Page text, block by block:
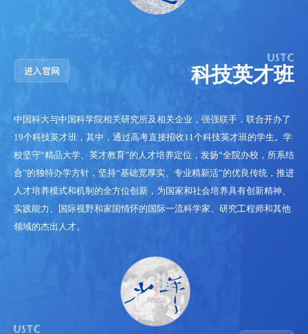
科技英才班
中国科大与中国科学院相关研究所及相关企业，强强联手，联合开办了
19个科技英才班，其中，通过高考直接招收11个科技英才班的学生。学
校坚守“精品大学、英才教育”的人才培养定位，发扬“全院办校，所系结
合”的独特办学方针，坚持“基础宽厚实、专业精新活”的优良传统，推进
人才培养模式和机制的全方位创新，为国家和社会培养具有创新精神、
实践能力、国际视野和家国情怀的国际一流科学家、研究工程师和其他
领域的杰出人才。